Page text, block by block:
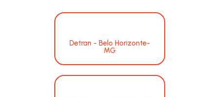
Detran - Belo Horizonte-
MG